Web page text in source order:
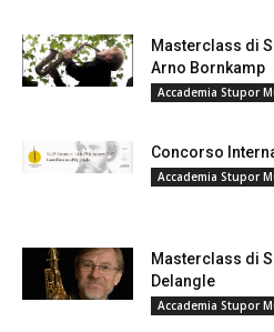
Masterclass di
Arno Bornkamp
Accademia Stupor
Concorso
Accademia Stupor
Masterclass di
Delangle
Accademia Stupor